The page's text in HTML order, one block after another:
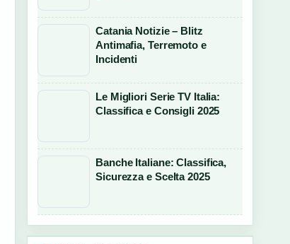
Catania Notizie – Blitz
Antimafia, Terremoto e
Incidenti
Le Migliori Serie TV Italia:
Classifica e Consigli 2025
Banche Italiane: Classifica,
Sicurezza e Scelta 2025